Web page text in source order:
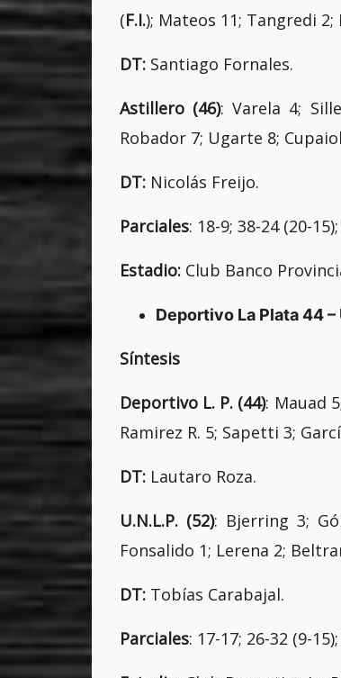
(F.I.); Mateos 11; Tangredi 2;
DT: Santiago Fornales.
Astillero (46): Varela 4;
Robador 7; Ugarte 8;
DT: Nicolás Freijo.
Parciales: 18-9; 38-24 (20-
Estadio: Club Banco
Deportivo La Plata 44 –
Síntesis
Deportivo L. P. (44): Mauad
Ramirez R. 5; Sapetti 3;
DT: Lautaro Roza.
U.N.L.P. (52): Bjerring 3;
Fonsalido 1; Lerena 2;
DT: Tobías Carabajal.
Parciales: 17-17; 26-32 (9-